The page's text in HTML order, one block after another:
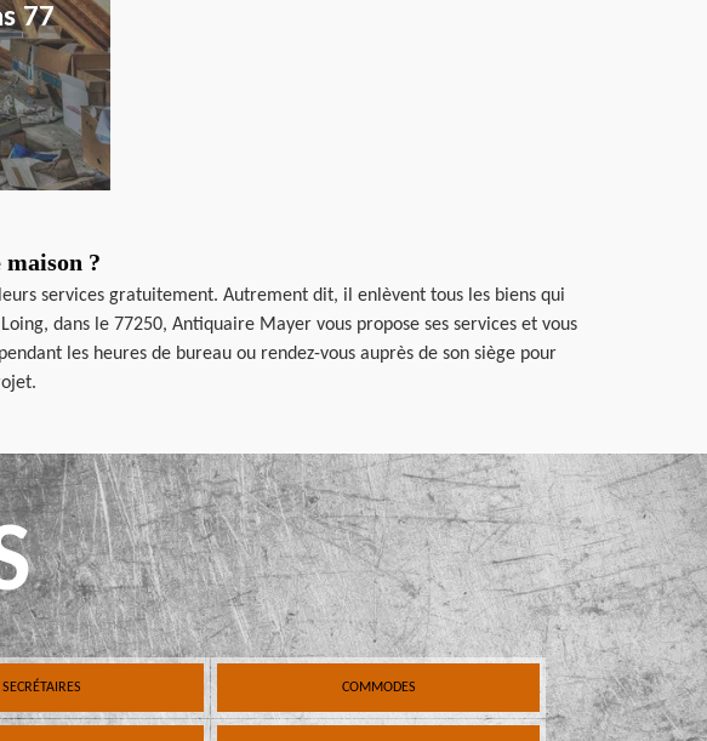
77
?
services gratuitement. Autrement dit, il enlèvent tous les biens qui
dans le 77250, Antiquaire Mayer vous propose ses services et vous
les heures de bureau ou rendez-vous auprès de son siège pour
SECRÉTAIRES COMMODES